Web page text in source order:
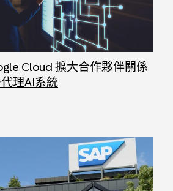
Cloud 擴大合作夥伴關係
理AI系統